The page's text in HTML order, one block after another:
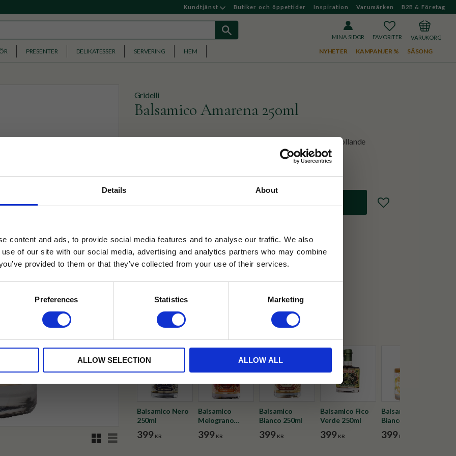
Details About
content and ads, to provide social media features and to analyse our traffic. We also
of our site with our social media, advertising and analytics partners who may combine
provided to them or that they’ve collected from your use of their services.
Preferences Statistics Marketing
ALLOW SELECTION ALLOW ALL
Kundtjänst Butiker och öppettider Inspiration Varumärken B2B & Företag
MINA SIDOR
FAVORITERKUNDVAGN
PRESENTER DELIKATESSER SERVERING HEM NYHETER KAMPANJER % SÄSONG
Gridelli
Balsamico Amarena 250ml
Aceto Balsamico all'Amarena från Gridelli bjuder på en förtrollande
smaksymfoni där sötma möter syra i en perfekt balans.
RutnätsvyListvy
399KR
Lägg till i favoriter
✓ Fri frakt över 399 kr
✓ Betala direkt eller inom 30 dagar
✓ Gratis teprov i varje beställning
Visa alla produkter från Gridelli
Balsamico Nero
250ml
399 KR
Balsamico
Melograno
250ml
399 KR
Balsamico
Bianco 250ml
399 KR
Balsamico Fico
Verde 250ml
399 KR
Balsamico Pesca
Bianco 250ml
399 KR
Läs mer
Rabatten fungerar endast
med andra erbjudanden.